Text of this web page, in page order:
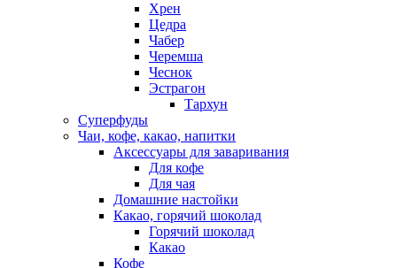
Хрен
Цедра
Чабер
Черемша
Чеснок
Эстрагон
Тархун
Суперфуды
Чаи, кофе, какао, напитки
Аксессуары для заваривания
Для кофе
Для чая
Домашние настойки
Какао, горячий шоколад
Горячий шоколад
Какао
Кофе